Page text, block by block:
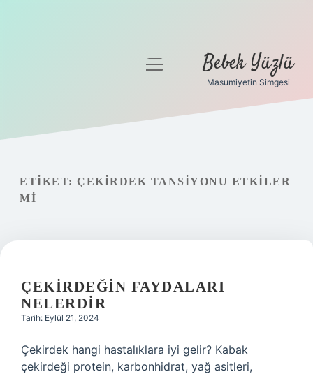
Gizlilik Politikası
menüyü
Bebek Yüzlü
Masumiyetin Simgesi
ETIKET: ÇEKIRDEK TANSIYONU ETKILER
MI
ÇEKIRDEĞIN FAYDALARI
NELERDIR
Tarih: Eylül 21, 2024
Çekirdek hangi hastalıklara iyi gelir? Kabak
çekirdeği protein, karbonhidrat, yağ asitleri,